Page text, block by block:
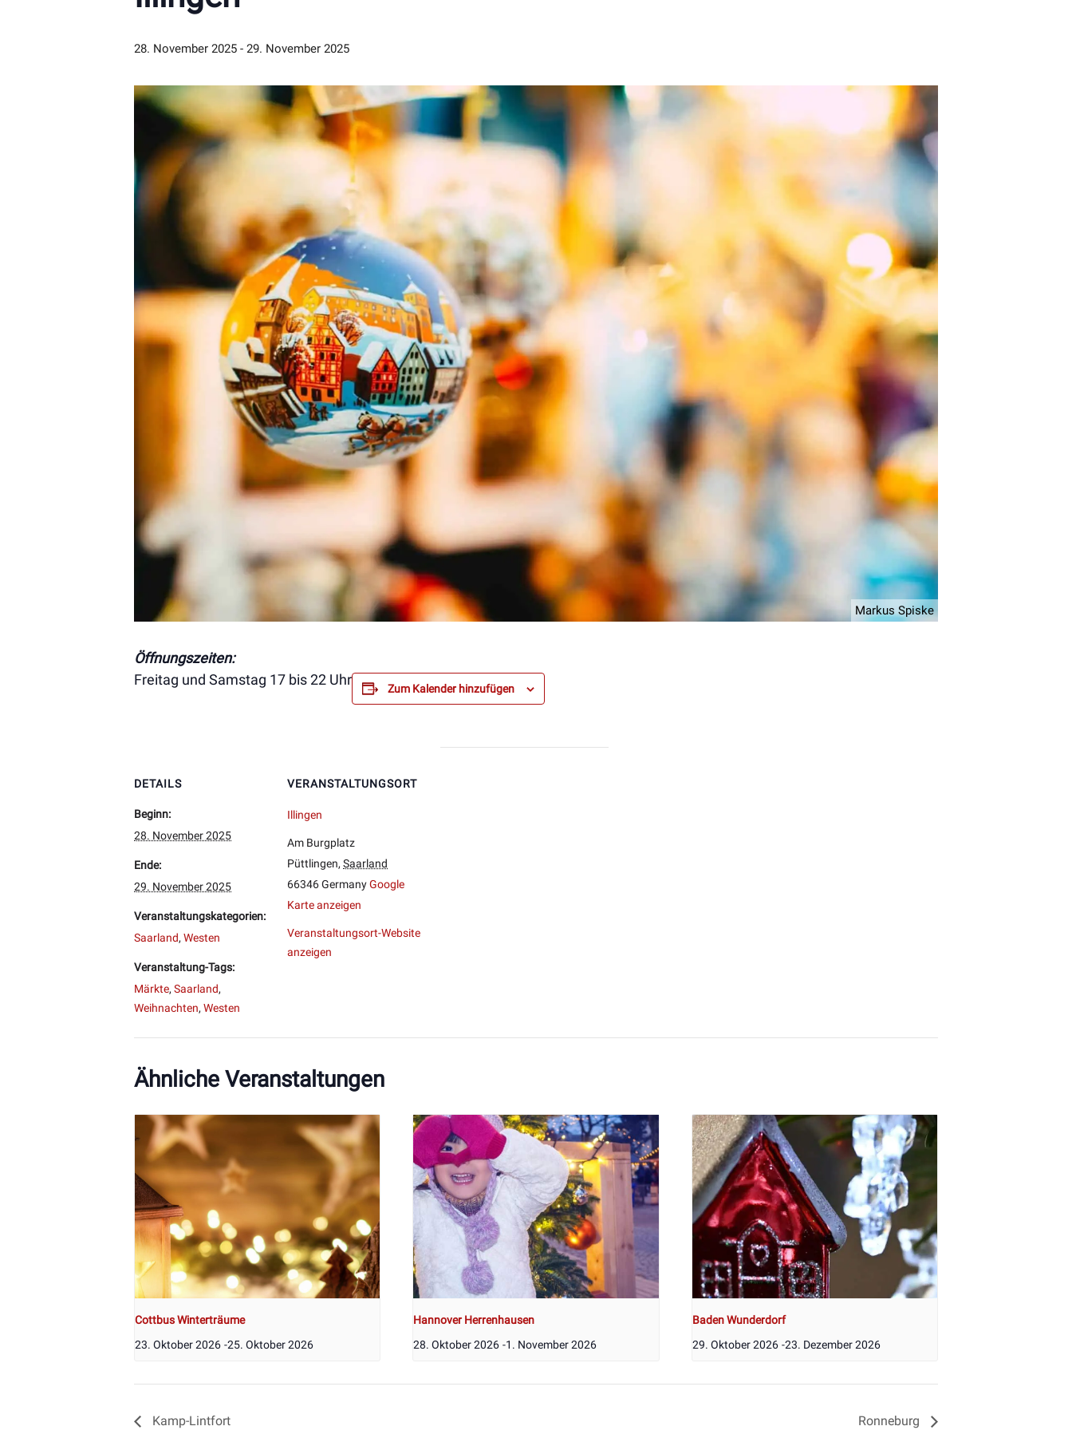
28. November 2025 - 29. November 2025
Markus Spiske
Öffnungszeiten:
Freitag und Samstag 17 bis 22 Uhr
Zum Kalender hinzufügen
DETAILS
Beginn:
28. November 2025
Ende:
29. November 2025
Veranstaltungskategorien:
Saarland, Westen
Veranstaltung-Tags:
Märkte, Saarland,
Weihnachten, Westen
VERANSTALTUNGSORT
Illingen
Am Burgplatz
Püttlingen, Saarland
66346GermanyGoogle
Karte anzeigen
Veranstaltungsort-Website
anzeigen
Ähnliche Veranstaltungen
Cottbus Winterträume
23. Oktober 2026 -25. Oktober 2026
Hannover Herrenhausen
28. Oktober 2026 -1. November 2026
Baden Wunderdorf
29. Oktober 2026 -23. Dezember 2026
Kamp-Lintfort Ronneburg